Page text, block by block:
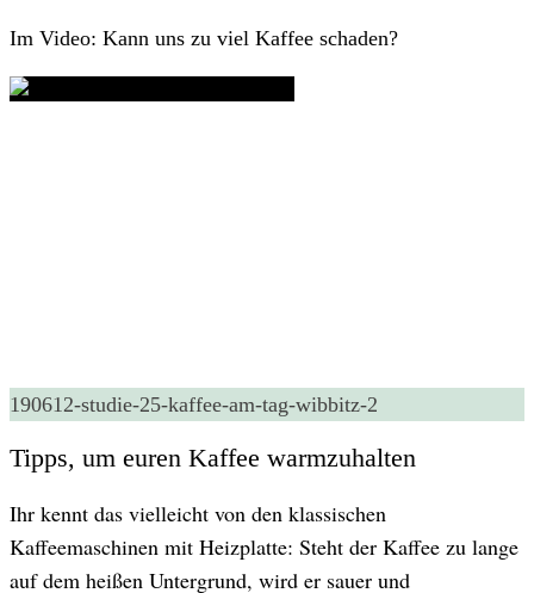
Im Video: Kann uns zu viel Kaffee schaden?
190612-studie-25-kaffee-am-tag-wibbitz-2
Tipps, um euren Kaffee warmzuhalten
Ihr kennt das vielleicht von den klassischen
Kaffeemaschinen mit Heizplatte: Steht der Kaffee zu lange
auf dem heißen Untergrund, wird er sauer und